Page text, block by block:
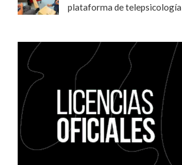
plataforma de telepsicología